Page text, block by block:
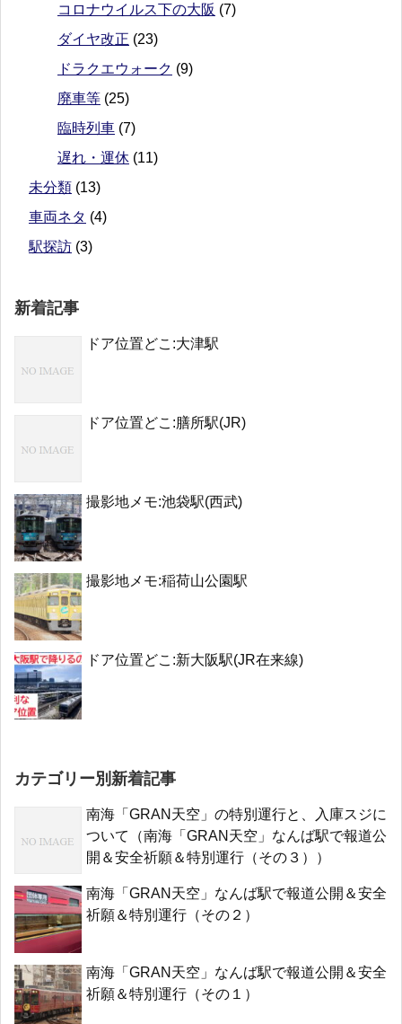
コロナウイルス下の大阪 (7)
ダイヤ改正 (23)
ドラクエウォーク (9)
廃車等 (25)
臨時列車 (7)
遅れ・運休 (11)
未分類 (13)
車両ネタ (4)
駅探訪 (3)
新着記事
ドア位置どこ:大津駅
ドア位置どこ:膳所駅(JR)
撮影地メモ:池袋駅(西武)
撮影地メモ:稲荷山公園駅
ドア位置どこ:新大阪駅(JR在来線)
カテゴリー別新着記事
南海「GRAN天空」の特別運行と、入庫スジに
ついて（南海「GRAN天空」なんば駅で報道公
開＆安全祈願＆特別運行（その３））
南海「GRAN天空」なんば駅で報道公開＆安全
祈願＆特別運行（その２）
南海「GRAN天空」なんば駅で報道公開＆安全
祈願＆特別運行（その１）